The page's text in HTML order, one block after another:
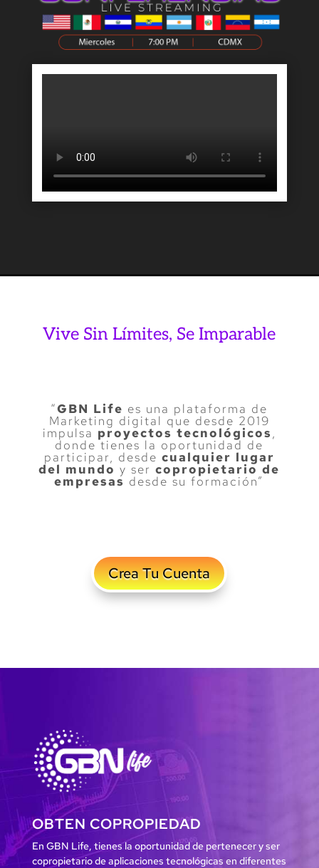
Vive Sin Límites, Se Imparable
“GBN Life es una plataforma de
Marketing digital que desde 2019
impulsa proyectos tecnológicos,
donde tienes la oportunidad de
participar, desde cualquier lugar
del mundoy sercopropietario de
empresas desde su formación”
Crea Tu Cuenta
OBTEN COPROPIEDAD
En GBN Life, tienes la oportunidad de pertenecer y ser
copropietario de aplicaciones tecnológicas en diferentes